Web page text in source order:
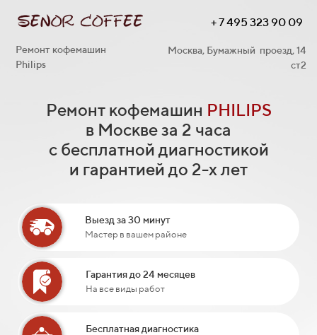
Ремонт кофемашин
Philips
+ 7 495 323 90 09
Москва, Бумажный проезд, 14
ст2
Ремонт кофемашин PHILIPS
в Москве за 2 часа
с бесплатной диагностикой
и гарантией до 2-х лет
Выезд за 30 минут
Мастер в вашем районе
Гарантия до 24 месяцев
На все виды работ
Бесплатная диагностика